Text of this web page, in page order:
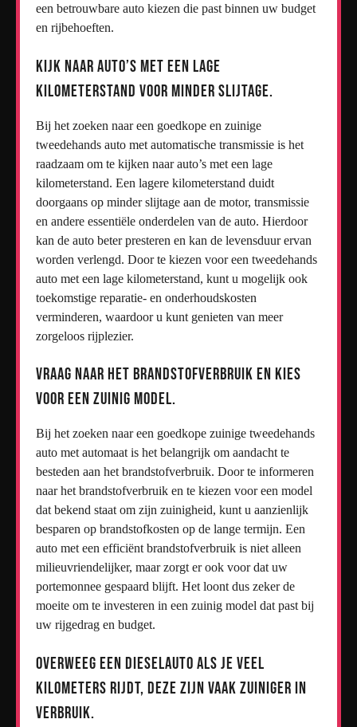
een betrouwbare auto kiezen die past binnen uw budget
en rijbehoeften.
Kijk naar auto’s met een lage
kilometerstand voor minder slijtage.
Bij het zoeken naar een goedkope en zuinige
tweedehands auto met automatische transmissie is het
raadzaam om te kijken naar auto’s met een lage
kilometerstand. Een lagere kilometerstand duidt
doorgaans op minder slijtage aan de motor, transmissie
en andere essentiële onderdelen van de auto. Hierdoor
kan de auto beter presteren en kan de levensduur ervan
worden verlengd. Door te kiezen voor een tweedehands
auto met een lage kilometerstand, kunt u mogelijk ook
toekomstige reparatie- en onderhoudskosten
verminderen, waardoor u kunt genieten van meer
zorgeloos rijplezier.
Vraag naar het brandstofverbruik en kies
voor een zuinig model.
Bij het zoeken naar een goedkope zuinige tweedehands
auto met automaat is het belangrijk om aandacht te
besteden aan het brandstofverbruik. Door te informeren
naar het brandstofverbruik en te kiezen voor een model
dat bekend staat om zijn zuinigheid, kunt u aanzienlijk
besparen op brandstofkosten op de lange termijn. Een
auto met een efficiënt brandstofverbruik is niet alleen
milieuvriendelijker, maar zorgt er ook voor dat uw
portemonnee gespaard blijft. Het loont dus zeker de
moeite om te investeren in een zuinig model dat past bij
uw rijgedrag en budget.
Overweeg een dieselauto als je veel
kilometers rijdt, deze zijn vaak zuiniger in
verbruik.